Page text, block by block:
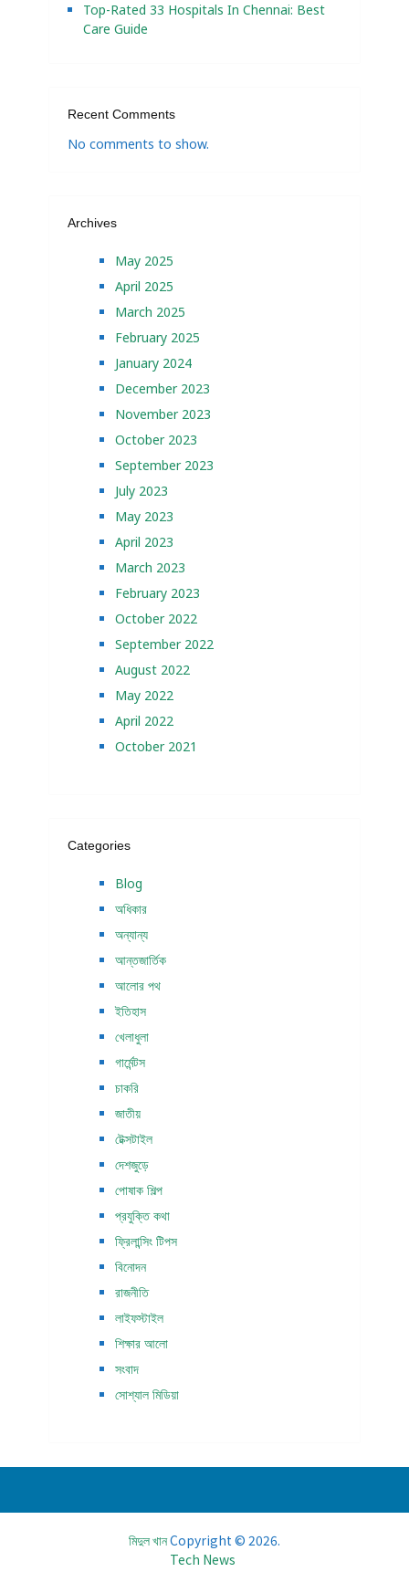
Top-Rated 33 Hospitals In Chennai: Best
Care Guide
Recent Comments
No comments to show.
Archives
May 2025
April 2025
March 2025
February 2025
January 2024
December 2023
November 2023
October 2023
September 2023
July 2023
May 2023
April 2023
March 2023
February 2023
October 2022
September 2022
August 2022
May 2022
April 2022
October 2021
Categories
Blog
অধিকার
অন্যান্য
আন্তজার্তিক
আলোর পথ
ইতিহাস
খেলাধুলা
গার্মেন্টস
চাকরি
জাতীয়
টেক্সটাইল
দেশজুড়ে
পোষাক শিল্প
প্রযুক্তি কথা
ফ্রিলান্সিং টিপস
বিনোদন
রাজনীতি
লাইফস্টাইল
শিক্ষার আলো
সংবাদ
সোশ্যাল মিডিয়া
মিদুল খানCopyright © 2026.
Tech News